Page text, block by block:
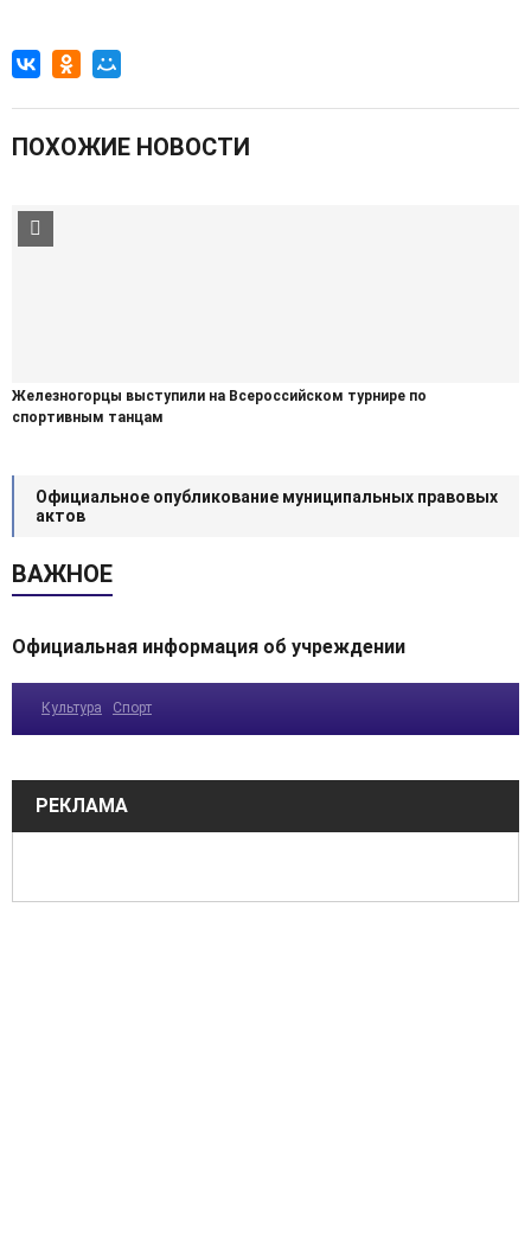
ПОХОЖИЕ НОВОСТИ
Железногорцы выступили на Всероссийском турнире по
спортивным танцам
Официальное опубликование муниципальных правовых
актов
ВАЖНОЕ
Официальная информация об учреждении
Культура Спорт
РЕКЛАМА